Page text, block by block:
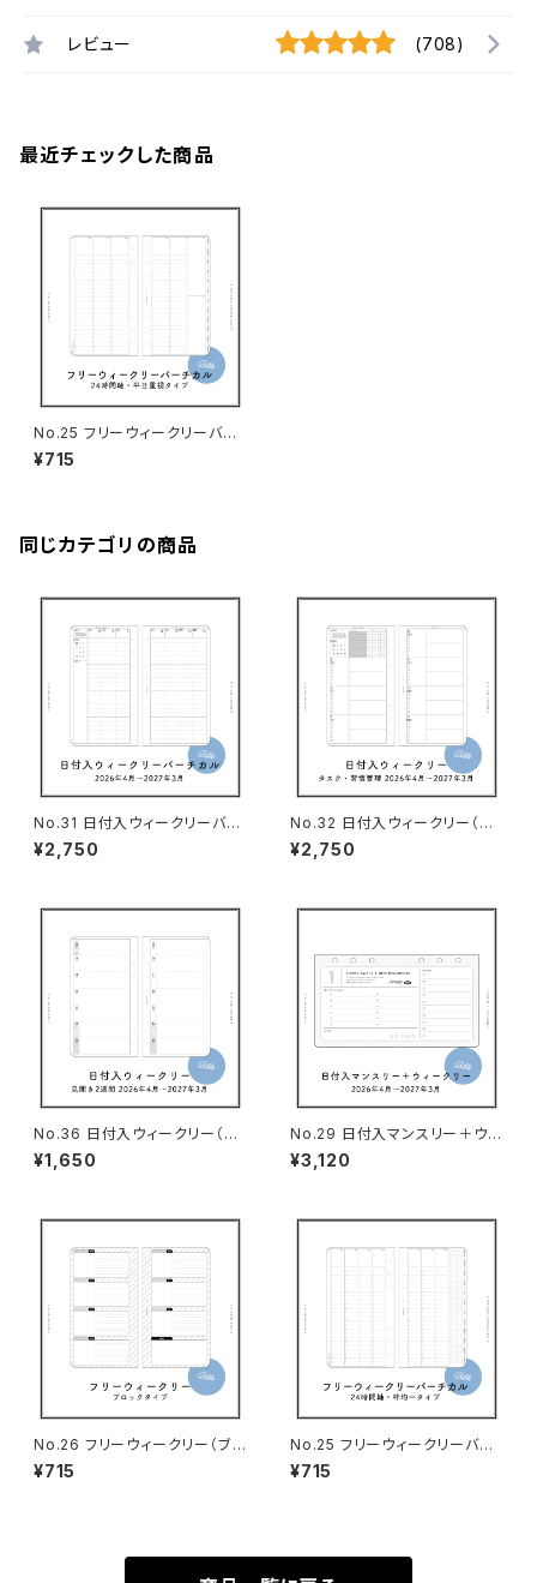
レビュー (708)
最近チェックした商品
No.25 フリーウィークリーバー
チカル（平日重視タイプ・バイブ
ルサイズ）
¥715
同じカテゴリの商品
No.31 日付入ウィークリーバー
チカル（バイブルサイズ）
¥2,750
No.32 日付入ウィークリー（タ
スク＆習慣管理・バイブルサイ
ズ）
¥2,750
No.36 日付入ウィークリー（見
開き2週間・バイブルサイズ）
¥1,650
No.29 日付入マンスリー＋ウィ
ークリー（バイブルサイズ）
¥3,120
No.26 フリーウィークリー（ブ
ロックタイプ・バイブルサイズ）
¥715
No.25 フリーウィークリーバー
チカル（枠均一タイプ・バイブル
サイズ）
¥715